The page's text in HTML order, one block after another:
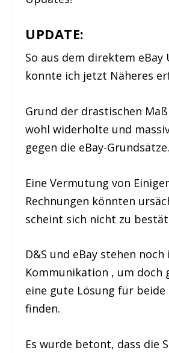
UPDATE:
So aus dem direktem eBay
konnte ich jetzt Näheres
Grund der drastischen
wohl widerholte und
gegen die eBay-Grundsätze.
Eine Vermutung von
Rechnungen könnten
scheint sich nicht zu
D&S und eBay stehen
Kommunikation , um doch
eine gute Lösung für beide
finden.
Es wurde betont, dass die